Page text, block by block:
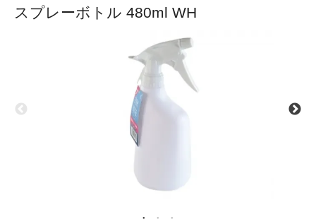
スプレーボトル 480ml WH